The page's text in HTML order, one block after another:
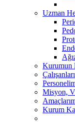
Uzman
Kurumun
Misyon,
Kurum